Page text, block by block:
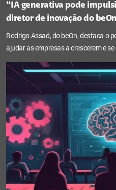
“IA generativa pode
diretor de inovação do beOn
Rodrigo Assad, do beOn, destaca o
ajudar as empresas a crescerem e